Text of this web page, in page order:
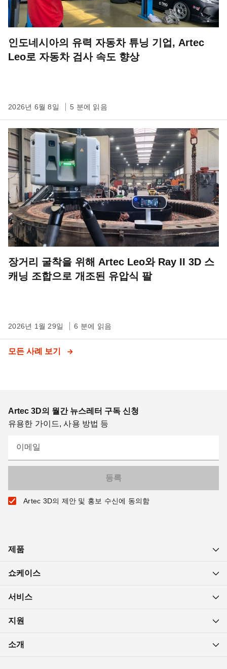
인도네시아의 유력 자동차 튜닝 기업, Artec
Leo로 자동차 검사 속도 향상
2026년 6월 8일 5 분에 읽음
장거리 굴착을 위해 Artec Leo와 Ray II 3D 스
캐닝 조합으로 개조된 유압식 팔
2026년 1월 29일 6 분에 읽음
모든 사례 보기
Artec 3D의 월간 뉴스레터 구독 신청
유용한 가이드, 사용 방법 등
이메일
Artec 3D의 제안 및 홍보 수신에 동의함
제품
쇼케이스
서비스
지원
소개